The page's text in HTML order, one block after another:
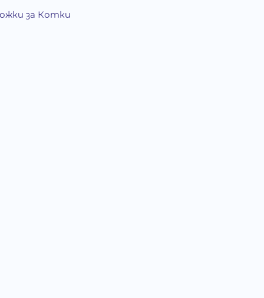
за Котки